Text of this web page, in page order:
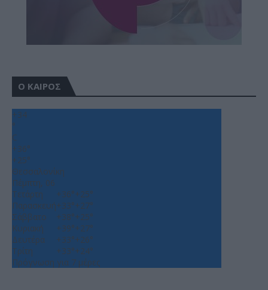
Ο ΚΑΙΡΟΣ
+34
°
C
+36°
+25°
Θεσσαλονίκη
Πέμπτη, 06
Τετάρτη
+36°+25°
Παρασκευή+33°+27°
Σάββατο
+38°+25°
Κυριακή
+39°+27°
Δευτέρα
+33°+26°
Τρίτη
+33°+24°
Πρόγνωση για 7 μέρες